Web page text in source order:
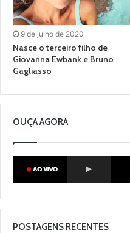
9 de julho de 2020
Nasce o terceiro filho de
Giovanna Ewbank e Bruno
Gagliasso
OUÇA AGORA
POSTAGENS RECENTES